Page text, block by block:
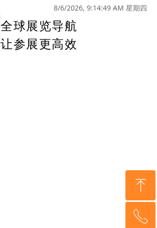
8/6/2026, 9:14:49 AM 星期四
全球展览导航
让参展更高效
ꁸ
回到顶部
ꂅ